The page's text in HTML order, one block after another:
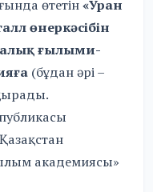
өтетін«Уран
өнеркәсібін
ғылыми-
(бұдан әрі –
академиясы»